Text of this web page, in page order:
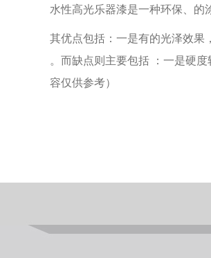
水性高光乐器漆是一种环保、的
其优点包括：一是有的光泽效果
。而缺点则主要包括 ：一是硬
容仅供参考）